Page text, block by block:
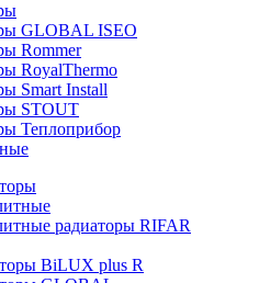
GLOBAL ISEO
Rommer
RoyalThermo
Smart Install
STOUT
Теплоприбор
радиаторы RIFAR
BiLUX plus R